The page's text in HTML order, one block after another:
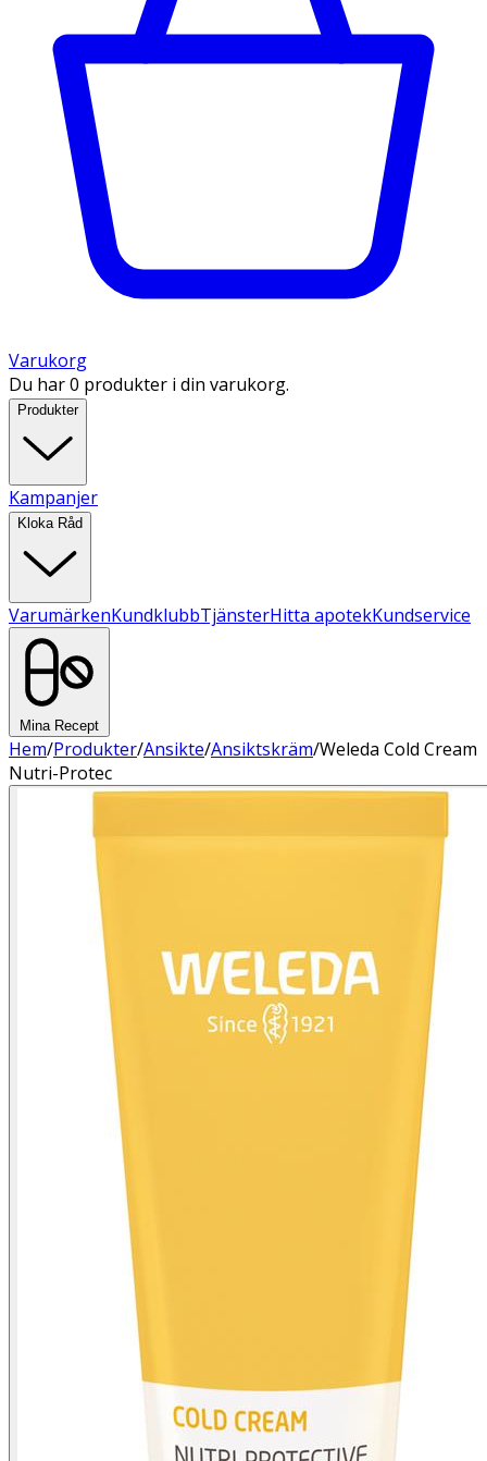
Varukorg
Du har 0 produkter i din varukorg.
Produkter
Kampanjer
Kloka Råd
VarumärkenKundklubbTjänsterHitta apotekKundservice
Mina Recept
Hem/Produkter/Ansikte/Ansiktskräm/Weleda Cold Cream
Nutri-Protec